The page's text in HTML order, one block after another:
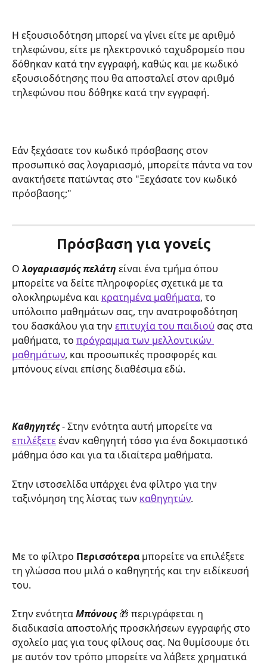
Η εξουσιοδότηση μπορεί να γίνει είτε με αριθμό
τηλεφώνου, είτε με ηλεκτρονικό ταχυδρομείο που
δόθηκαν κατά την εγγραφή, καθώς και με κωδικό
εξουσιοδότησης που θα αποσταλεί στον αριθμό
τηλεφώνου που δόθηκε κατά την εγγραφή.
Εάν ξεχάσατε τον κωδικό πρόσβασης στον
προσωπικό σας λογαριασμό, μπορείτε πάντα να τον
ανακτήσετε πατώντας στο "Ξεχάσατε τον κωδικό
πρόσβασης;"
Πρόσβαση για γονείς
Ο λογαριασμός πελάτη είναι ένα τμήμα όπου
μπορείτε να δείτε πληροφορίες σχετικά με τα
ολοκληρωμένα και κρατημένα μαθήματα, το
υπόλοιπο μαθημάτων σας, την ανατροφοδότηση
του δασκάλου για την επιτυχία του παιδιού σας στα
μαθήματα, το πρόγραμμα των μελλοντικών
μαθημάτων, και προσωπικές προσφορές και
μπόνους είναι επίσης διαθέσιμα εδώ.
Καθηγητές - Στην ενότητα αυτή μπορείτε να
επιλέξετε έναν καθηγητή τόσο για ένα δοκιμαστικό
μάθημα όσο και για τα ιδιαίτερα μαθήματα.
Στην ιστοσελίδα υπάρχει ένα φίλτρο για την
ταξινόμηση της λίστας των καθηγητών.
Με το φίλτρο Περισσότερα μπορείτε να επιλέξετε
τη γλώσσα που μιλά ο καθηγητής και την ειδίκευσή
του.
Στην ενότητα Μπόνους 🎁 περιγράφεται η
διαδικασία αποστολής προσκλήσεων εγγραφής στο
σχολείο μας για τους φίλους σας. Να θυμίσουμε ότι
με αυτόν τον τρόπο μπορείτε να λάβετε χρηματικά